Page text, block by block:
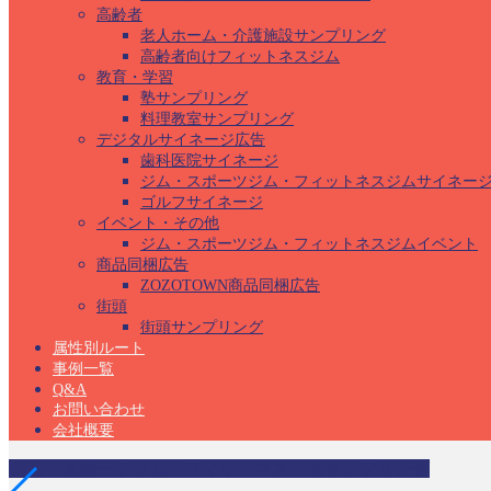
高齢者
老人ホーム・介護施設サンプリング
高齢者向けフィットネスジム
教育・学習
塾サンプリング
料理教室サンプリング
デジタルサイネージ広告
歯科医院サイネージ
ジム・スポーツジム・フィットネスジムサイネー
ゴルフサイネージ
イベント・その他
ジム・スポーツジム・フィットネスジムイベント
商品同梱広告
ZOZOTOWN商品同梱広告
街頭
街頭サンプリング
属性別ルート
事例一覧
Q&A
お問い合わせ
会社概要
ジム・スポーツジム・フィットネスジムサンプリング